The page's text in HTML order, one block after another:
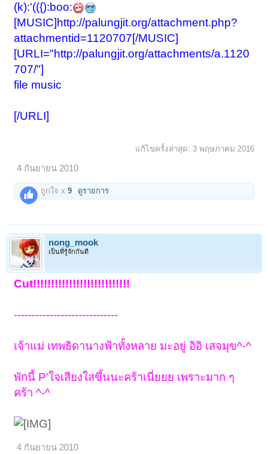
(k):'(({):boo:
[MUSIC]http://palungjit.org/attachment.php?
attachmentid=1120707[/MUSIC]
[URLI="http://palungjit.org/attachments/a.1120
707/"]
file music
[/URLI]
แก้ไขครั้งล่าสุด: 3 พฤษภาคม 2016
4 กันยายน 2010
ถูกใจ x9 ดูรายการ
nong_mook
เป็นที่รู้จักกันดี
Cut!!!!!!!!!!!!!!!!!!!!!!!!!!!
-----------------------------
เจ้าแม่ เทพธิดานางฟ้าทั้งหลาย มะอยู่ อิอิ เสจมุข^-^
พักนี้ P'ใจเสียงใสขึ้นนะคร้าเนี่ยยย เพราะมาก ๆ
คร้า ^-^
4 กันยายน 2010